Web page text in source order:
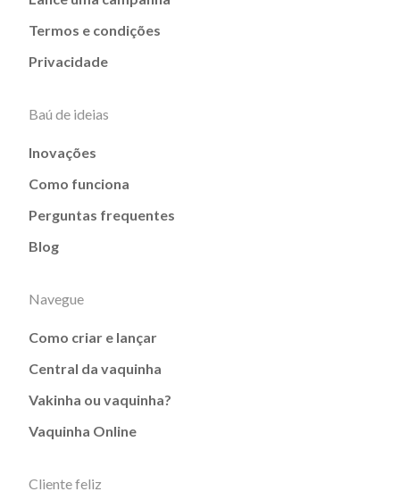
Termos e condições
Privacidade
Baú de ideias
Inovações
Como funciona
Perguntas frequentes
Blog
Navegue
Como criar e lançar
Central da vaquinha
Vakinha ou vaquinha?
Vaquinha Online
Cliente feliz